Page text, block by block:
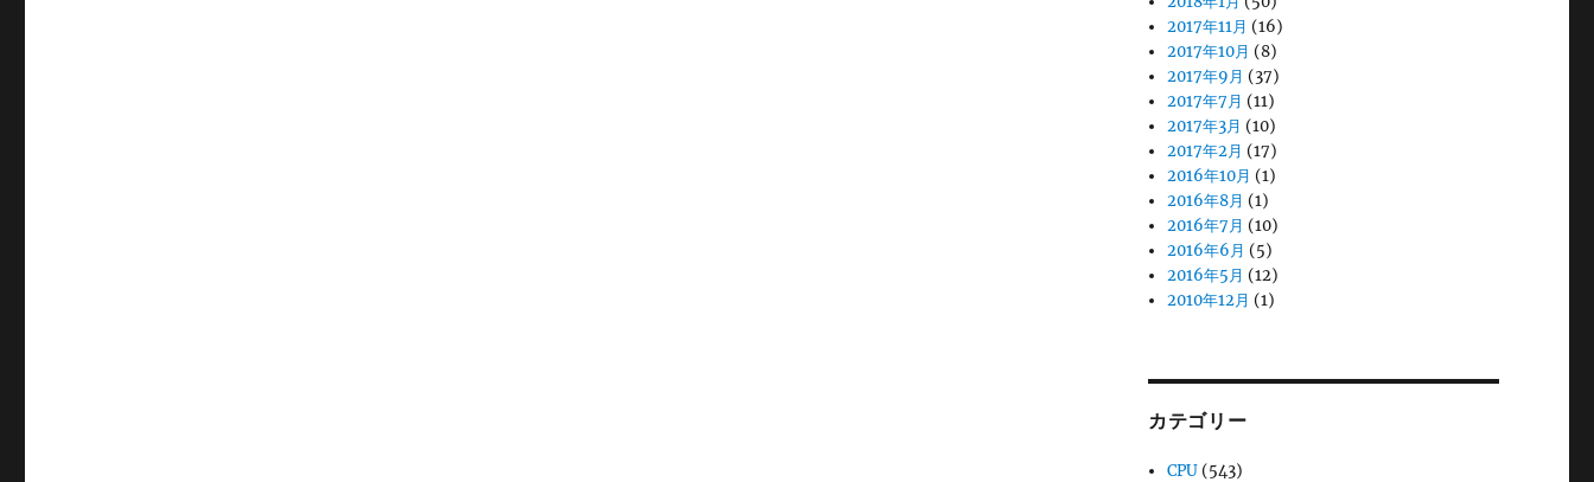
2017年11月 (16)
2017年10月 (8)
2017年9月 (37)
2017年7月 (11)
2017年3月 (10)
2017年2月 (17)
2016年10月 (1)
2016年8月 (1)
2016年7月 (10)
2016年6月 (5)
2016年5月 (12)
2010年12月 (1)
カテゴリー
CPU (543)